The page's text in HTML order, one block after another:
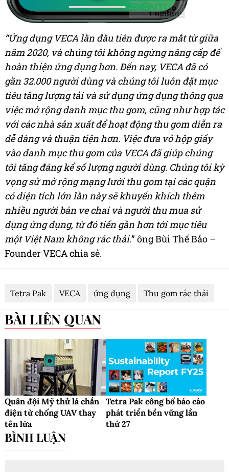
“Ứng dụng VECA lần đầu tiên được ra mắt từ giữa
năm 2020, và chúng tôi không ngừng nâng cấp để
hoàn thiện ứng dụng hơn. Đến nay, VECA đã có
gần 32.000 người dùng và chúng tôi luôn đặt mục
tiêu tăng lượng tải và sử dụng ứng dụng thông qua
việc mở rộng danh mục thu gom, cũng như hợp tác
với các nhà sản xuất để hoạt động thu gom diễn ra
dễ dàng và thuận tiện hơn. Việc đưa vỏ hộp giấy
vào danh mục thu gom của VECA đã giúp chúng
tôi tăng đáng kể số lượng người dùng. Chúng tôi kỳ
vọng sử mở rộng mạng lưới thu gom tại các quận
có diện tích lớn lần này sẽ khuyến khích thêm
nhiều người bán ve chai và người thu mua sử
dụng ứng dụng, từ đó tiến gần hơn tới mục tiêu
một Việt Nam không rác thải.” ông Bùi Thế Bảo –
Founder VECA chia sẻ.
Tetra Pak VECA ứng dụng Thu gom rác thải
BÀI LIÊN QUAN
Quân đội Mỹ thử lá chắn
điện từ chống UAV thay
tên lửa
Tetra Pak công bố báo cáo
phát triển bền vững lần
thứ 27